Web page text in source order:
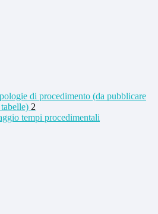
di procedimento (da pubblicare
2
tempi procedimentali